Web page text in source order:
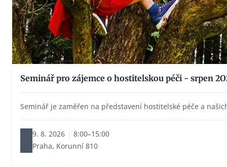
Seminář pro zájemce o hostitelskou péči - srpen
Seminář je zaměřen na představení hostitelské péče a
9. 8. 2026 8:00–15:00
Praha, Korunní 810